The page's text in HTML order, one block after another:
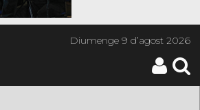
Diumenge9 d’agost 2026